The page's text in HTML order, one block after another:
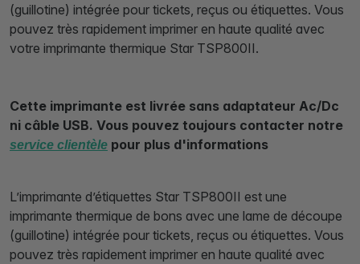
(guillotine) intégrée pour tickets, reçus ou étiquettes. Vous
pouvez très rapidement imprimer en haute qualité avec
votre imprimante thermique Star TSP800II.
Cette imprimante est livrée sans adaptateur Ac/Dc
ni câble USB. Vous pouvez toujours contacter notre
service clientèle pour plus d'informations
L’imprimante d’étiquettes Star TSP800II est une
imprimante thermique de bons avec une lame de découpe
(guillotine) intégrée pour tickets, reçus ou étiquettes. Vous
pouvez très rapidement imprimer en haute qualité avec